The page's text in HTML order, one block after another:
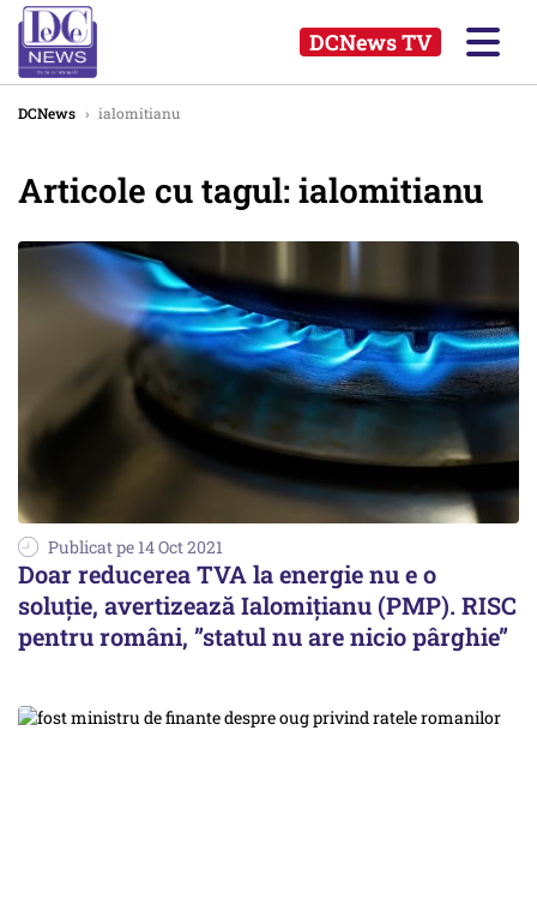
DCNews TV
DCNews › ialomitianu
Articole cu tagul: ialomitianu
Publicat pe 14 Oct 2021
Doar reducerea TVA la energie nu e o
soluție, avertizează Ialomițianu (PMP). RISC
pentru români, ”statul nu are nicio pârghie”